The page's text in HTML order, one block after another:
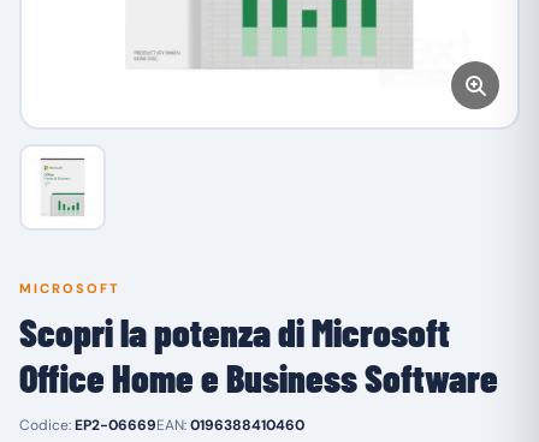
MICROSOFT
Scopri la potenza di Microsoft
Office Home e Business Software
Codice:EP2-06669EAN:0196388410460